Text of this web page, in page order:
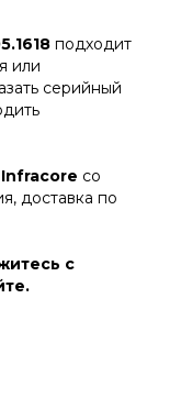
подходит
или
серийный
со
доставка по
с